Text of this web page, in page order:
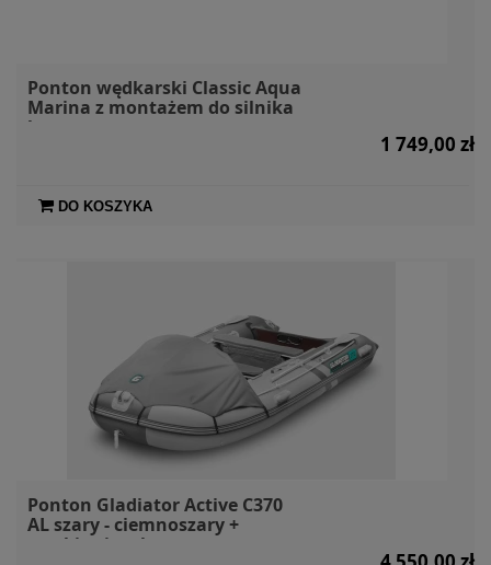
Ponton wędkarski Classic Aqua
Marina z montażem do silnika
benzynowego
1 749,00 zł
DO KOSZYKA
Ponton Gladiator Active C370
AL szary - ciemnoszary +
markiza i torby